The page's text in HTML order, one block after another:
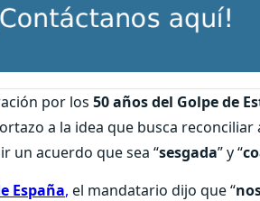
por los 50 años del Golpe de
a la idea que busca
un acuerdo que sea “sesgada” y “
España, el mandatario dijo que “